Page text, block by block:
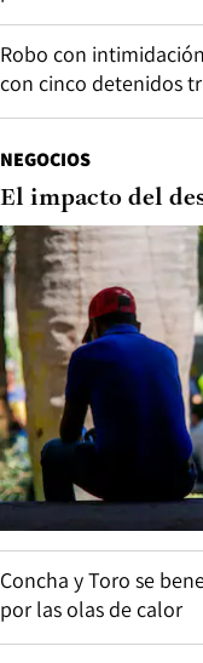
Robo con
con cinco detenidos
NEGOCIOS
El impacto del
Concha y Toro se
por las olas de calor